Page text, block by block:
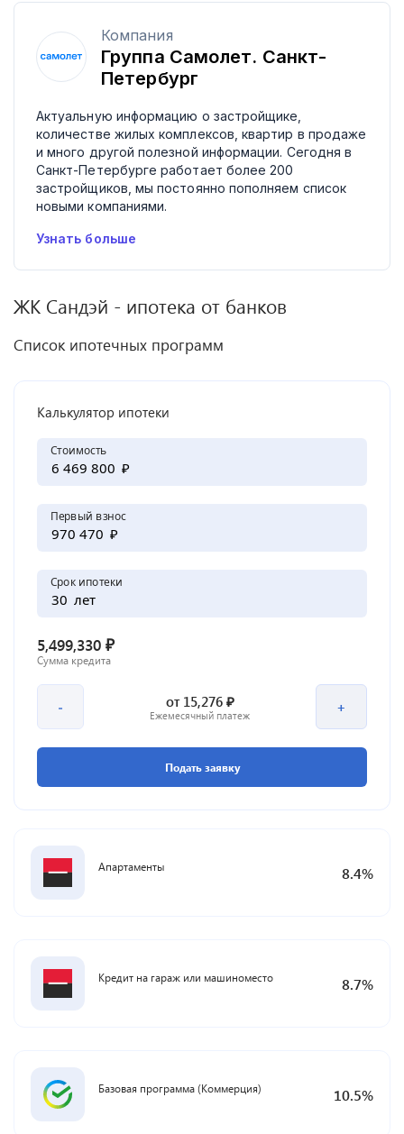
Компания
Группа Самолет. Санкт-
Петербург
Актуальную информацию о застройщике,
количестве жилых комплексов, квартир в продаже
и много другой полезной информации. Сегодня в
Санкт-Петербурге работает более 200
застройщиков, мы постоянно пополняем список
новыми компаниями.
Узнать больше
ЖК Сандэй - ипотека от банков
Список ипотечных программ
Калькулятор ипотеки
Стоимость
₽
Первый взнос
₽
Срок ипотеки
лет
5,499,330 ₽
Сумма кредита
- от 15,276 ₽
Ежемесячный платеж +
Подать заявку
Апартаменты 8.4%
Кредит на гараж или машиноместо 8.7%
Базовая программа (Коммерция) 10.5%